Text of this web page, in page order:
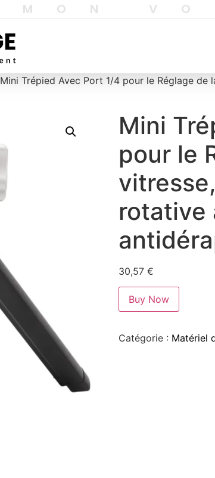
MON
Trépied Avec Port 1/4 pour le Réglage
Mini
pour le
rotative
30,57 €
Buy Now
Catégorie : Matériel